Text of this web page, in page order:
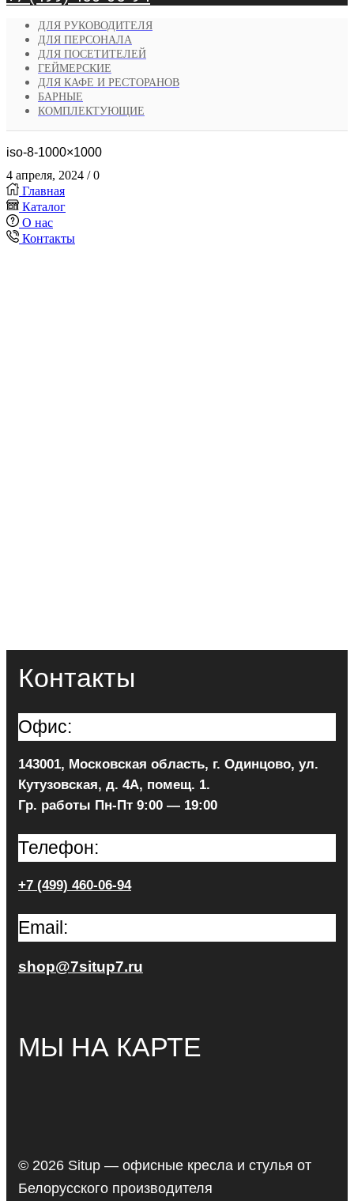
ДЛЯ РУКОВОДИТЕЛЯ
ДЛЯ ПЕРСОНАЛА
ДЛЯ ПОСЕТИТЕЛЕЙ
ГЕЙМЕРСКИЕ
ДЛЯ КАФЕ И РЕСТОРАНОВ
БАРНЫЕ
КОМПЛЕКТУЮЩИЕ
iso-8-1000×1000
4 апреля, 2024 / 0
Главная
Каталог
О нас
Контакты
Контакты
Офис:
143001, Московская область, г. Одинцово, ул.
Кутузовская, д. 4А, помещ. 1.
Гр. работы Пн-Пт 9:00 — 19:00
Телефон:
+7 (499) 460-06-94
Email:
shop@7situp7.ru
МЫ НА КАРТЕ
© 2026 Situp — офисные кресла и стулья от
Белорусского производителя